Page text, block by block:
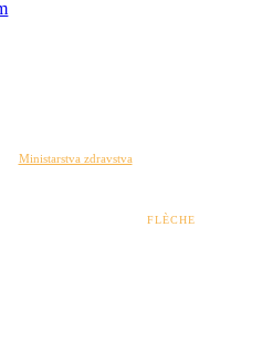
Ministarstva zdravstva
FLÈCHE